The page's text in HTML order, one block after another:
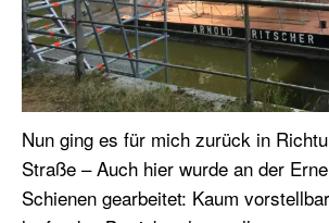
Nun ging es für mich zurück in
Straße – Auch hier wurde an der
Schienen gearbeitet: Kaum